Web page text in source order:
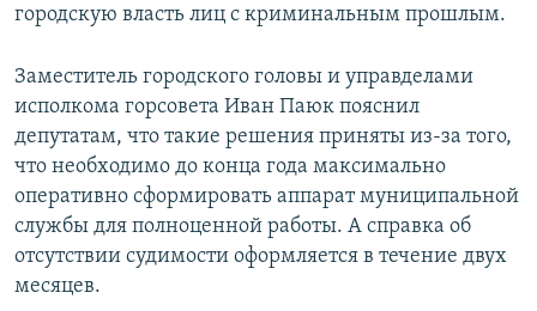
городскую власть лиц с криминальным прошлым.
Заместитель городского головы и управделами
исполкома горсовета Иван Паюк пояснил
депутатам, что такие решения приняты из-за того,
что необходимо до конца года максимально
оперативно сформировать аппарат муниципальной
службы для полноценной работы. А справка об
отсутствии судимости оформляется в течение двух
месяцев.